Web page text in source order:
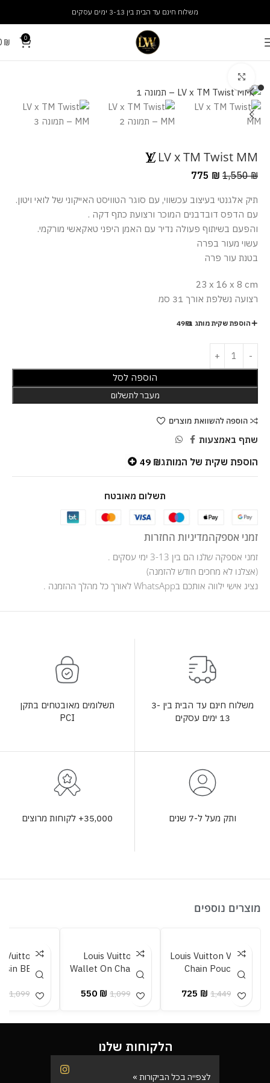
משלוח חינם עד הבית בין 3-13 ימים עסקים
0
₪
LV x TM Twist MM
1,550₪
775 ₪
תיק אלגנטי בעיצוב עכשווי, עם סוגר הטוויסט האייקוני של לואי ויטון.
עם הדפס דובדבנים המוכר ורצועת כתף דקה .
והפעם בשיתוף פעולה נדיר עם האמן היפני טאקאשי מורקמי.
עשוי מעור בפרה
בטנת עור פרה
23 x 16 x 8 cm
רצועה נשלפת אורך 31 סמ
הוספת שקית מותג ב-49₪
הוספה לסל
מעבר לתשלום
הוספה להשוואת מוצרים
שתף באמצעות
הוספת שקית של המותג 49 ₪
תשלום מאובטח
זמני אספקהמדיניות החזרות
זמני אספקה שלנו הם בין 3-13 ימי עסקים .
(אצלנו לא מחכים חודש להזמנה)
נציג אישי ילווה אותכם בWhatsApp לאורך כל מהלך ההזמנה .
משלוח חינם עד הבית בין 3-
13 ימים עסקים
תשלומים מאובטחים בתקן
PCI
ותק מעל ל-7 שנים 35,000+ לקוחות מרוצים
מוצרים נוספים
Louis Vuitton Vanity
Chain Pouch
1,449 ₪
725 ₪
Louis Vuitton
Wallet On Chain LV
1,099 ₪
550 ₪
Vuitton
BB
1,099 ₪
הלקוחות שלנו
לצפייה בכל הביקורות »